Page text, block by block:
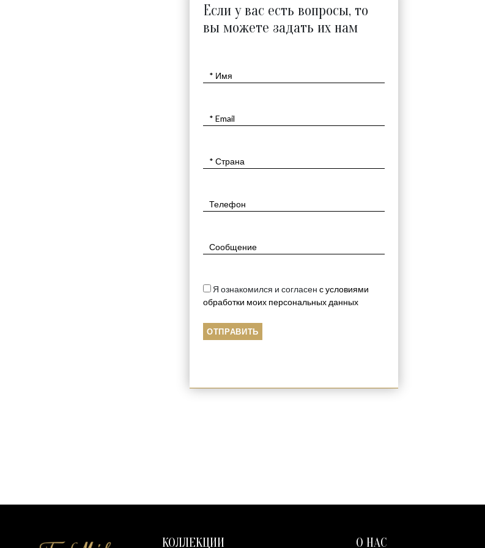
Если у вас есть вопросы, то
вы можете задать их нам
Я ознакомился и согласен с условиями
обработки моих персональных данных
КОЛЛЕКЦИИ О НАС